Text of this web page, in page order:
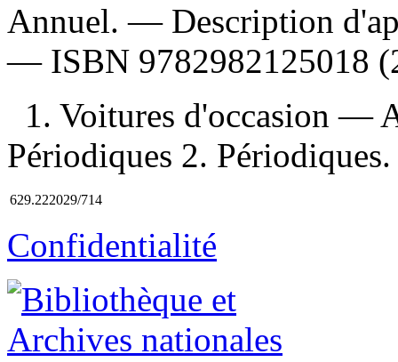
Annuel. — Description
— ISBN 9782982125018
1. Voitures d'occasion —
Périodiques 2. Périodiques.
629.222029/714
Confidentialité